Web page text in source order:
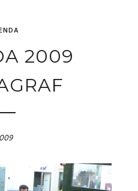
2009